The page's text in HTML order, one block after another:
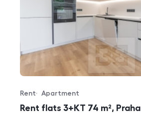
Rent flats 3+KT 74 m²,
Offer type
Rent
Property type
Apartment